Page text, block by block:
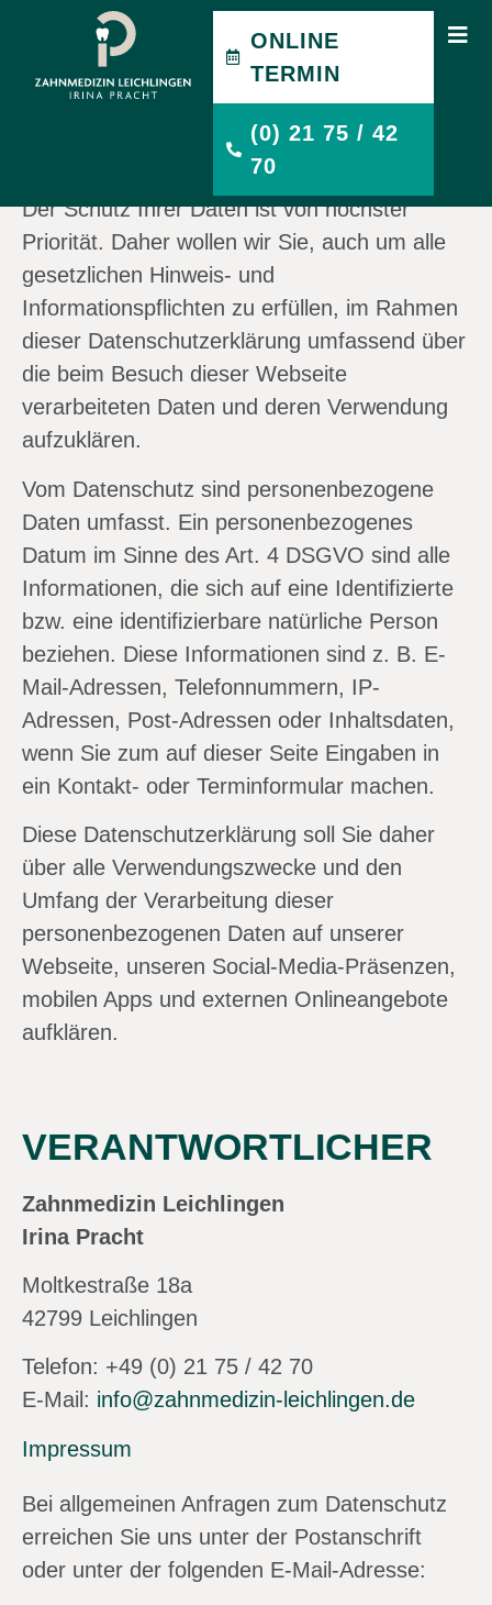
ONLINE
TERMIN
(0) 21 75 / 42
70
DATENSCHUTZ
Der Schutz Ihrer Daten ist von höchster
Priorität. Daher wollen wir Sie, auch um alle
gesetzlichen Hinweis- und
Informationspflichten zu erfüllen, im Rahmen
dieser Datenschutzerklärung umfassend über
die beim Besuch dieser Webseite
verarbeiteten Daten und deren Verwendung
aufzuklären.
Vom Datenschutz sind personenbezogene
Daten umfasst. Ein personenbezogenes
Datum im Sinne des Art. 4 DSGVO sind alle
Informationen, die sich auf eine Identifizierte
bzw. eine identifizierbare natürliche Person
beziehen. Diese Informationen sind z. B. E-
Mail-Adressen, Telefonnummern, IP-
Adressen, Post-Adressen oder Inhaltsdaten,
wenn Sie zum auf dieser Seite Eingaben in
ein Kontakt- oder Terminformular machen.
Diese Datenschutzerklärung soll Sie daher
über alle Verwendungszwecke und den
Umfang der Verarbeitung dieser
personenbezogenen Daten auf unserer
Webseite, unseren Social-Media-Präsenzen,
mobilen Apps und externen Onlineangebote
aufklären.
VERANTWORTLICHER
Zahnmedizin Leichlingen
Irina Pracht
Moltkestraße 18a
42799 Leichlingen
Telefon: +49 (0) 21 75 / 42 70
E-Mail: info@zahnmedizin-leichlingen.de
Impressum
Bei allgemeinen Anfragen zum Datenschutz
erreichen Sie uns unter der Postanschrift
oder unter der folgenden E-Mail-Adresse: